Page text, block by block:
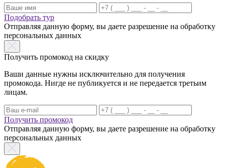
Подобрать тур
Отправляя данную форму, вы даете разрешение на обработку
персональных данных
Получить промокод на скидку
Ваши данные нужны исключительно для получения
промокода. Нигде не публикуется и не передается третьим
лицам.
Получить промокод
Отправляя данную форму, вы даете разрешение на обработку
персональных данных